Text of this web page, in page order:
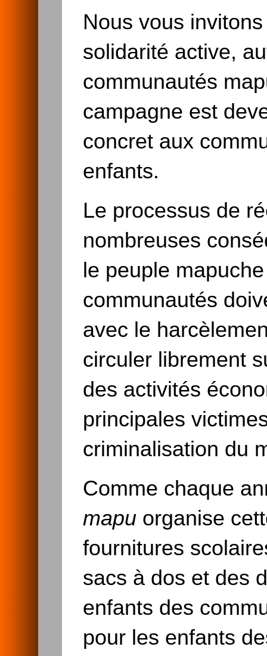
Nous vous
solidarité active,
communautés
campagne est
concret aux
enfants.
Le processus de
nombreuses
le peuple
communautés
avec le
circuler librement
des activités
principales
criminalisation du
Comme chaque
mapu organise
fournitures
sacs à dos et des
enfants des
pour les enfants